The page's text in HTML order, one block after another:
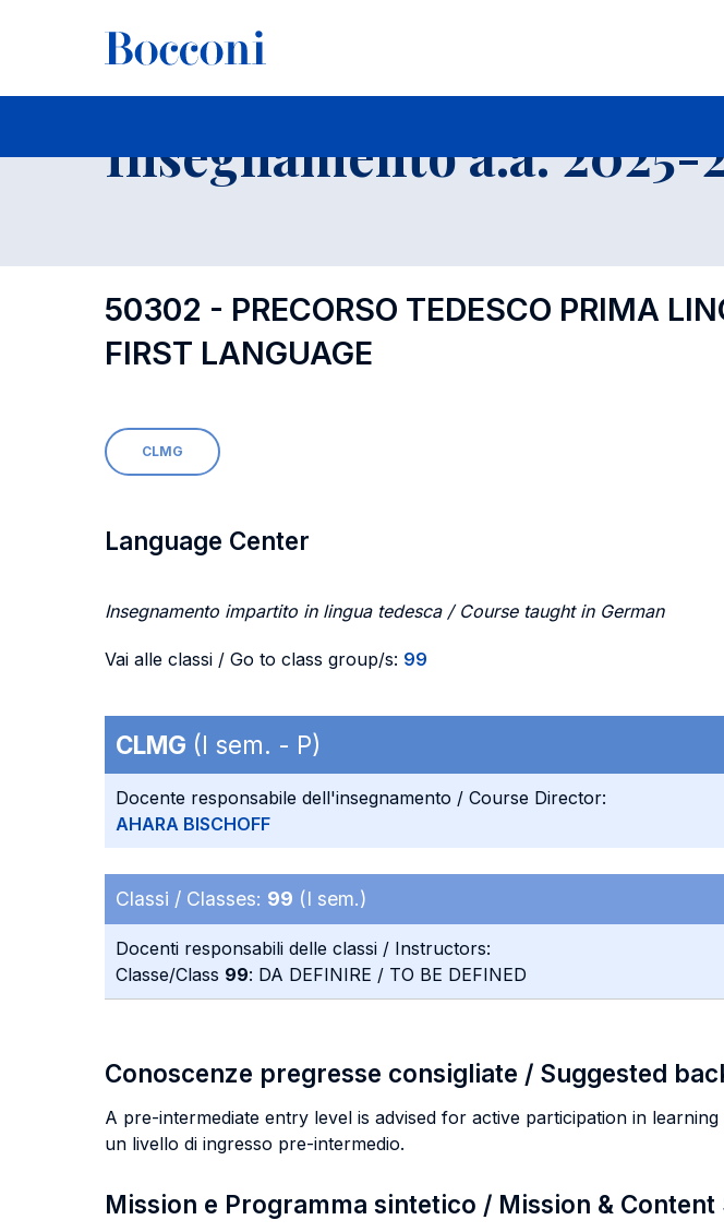
-
Insegnamento a.a. 2025-
50302 - PRECORSO TEDESCO PRIMA
FIRST LANGUAGE
CLMG
Language Center
Insegnamento impartito in lingua tedesca / Course taught in German
Vai alle classi / Go to class group/s: 99
CLMG (I sem. - P)
Docente responsabile dell'insegnamento / Course Director:
AHARA BISCHOFF
Classi / Classes: 99 (I sem.)
Docenti responsabili delle classi / Instructors:
Classe/Class 99: DA DEFINIRE / TO BE DEFINED
Conoscenze pregresse consigliate / Suggested
A pre-intermediate entry level is advised for active participation in
un livello di ingresso pre-intermedio.
Mission e Programma sintetico / Mission & Content